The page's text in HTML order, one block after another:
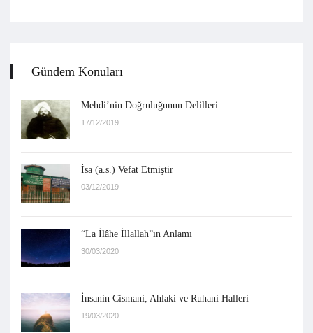
Gündem Konuları
Mehdi’nin Doğruluğunun Delilleri
17/12/2019
İsa (a.s.) Vefat Etmiştir
03/12/2019
“La İlâhe İllallah”ın Anlamı
30/03/2020
İnsanin Cismani, Ahlaki ve Ruhani Halleri
19/03/2020